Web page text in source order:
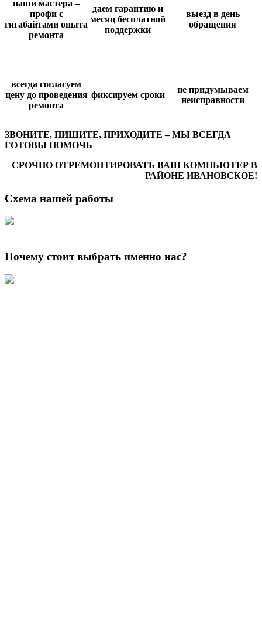
наши мастера –
профи с
гигабайтами опыта
ремонта
даем гарантию и
месяц бесплатной
поддержки
выезд в день
обращения
всегда согласуем
цену до проведения
ремонта
фиксируем сроки
не придумываем
неисправности
ЗВОНИТЕ, ПИШИТЕ, ПРИХОДИТЕ – МЫ ВСЕГДА
ГОТОВЫ ПОМОЧЬ
СРОЧНО ОТРЕМОНТИРОВАТЬ ВАШ КОМПЬЮТЕР В
РАЙОНЕ ИВАНОВСКОЕ!
Схема нашей работы
Почему стоит выбрать именно нас?